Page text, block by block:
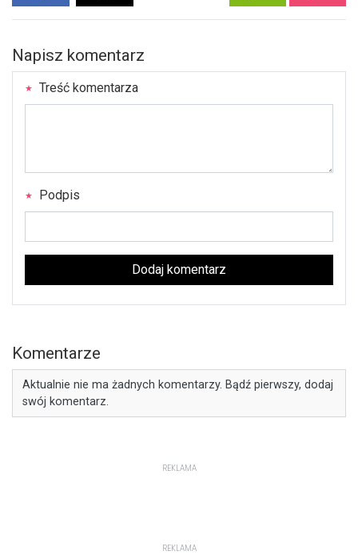
Napisz komentarz
Treść komentarza
Podpis
Dodaj komentarz
Komentarze
Aktualnie nie ma żadnych komentarzy. Bądź pierwszy, dodaj
swój komentarz.
REKLAMA
REKLAMA